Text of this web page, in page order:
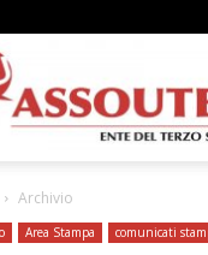
Archivio
Area Stampa comunicati